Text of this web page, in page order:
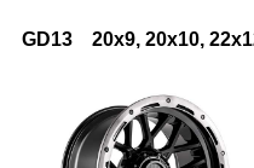
GD13 20x9, 20x10,